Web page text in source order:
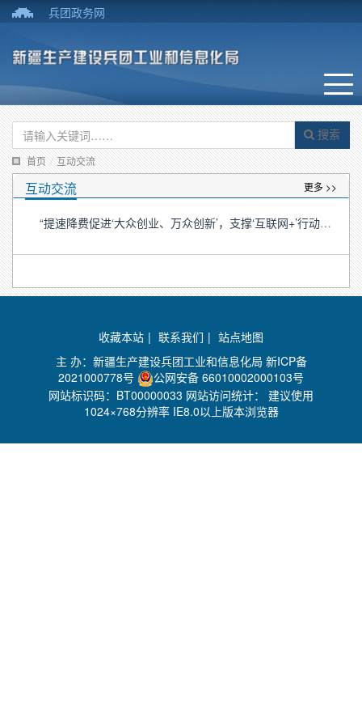
兵团政务网
搜索
首页 / 互动交流
互动交流 更多 >>
“提速降费促进‘大众创业、万众创新’，支撑‘互联网+’行动计划”专题新闻发布会召开
收藏本站 | 联系我们 | 站点地图
主 办：新疆生产建设兵团工业和信息化局 新ICP备
2021000778号
公网安备 66010002000103号
网站标识码：BT00000033 网站访问统计： 建议使用
1024×768分辨率 IE8.0以上版本浏览器